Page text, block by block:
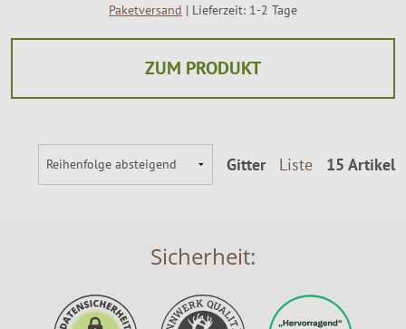
Paketversand | Lieferzeit: 1-2 Tage
ZUM PRODUKT
15 Artikel
Gitter Liste
Sicherheit: